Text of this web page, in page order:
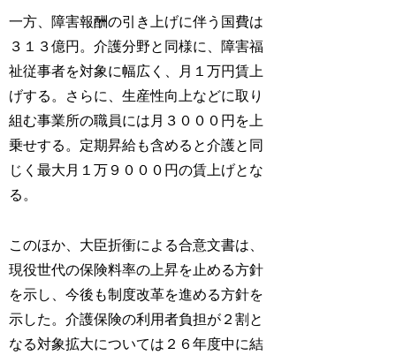
一方、障害報酬の引き上げに伴う国費は
３１３億円。介護分野と同様に、障害福
祉従事者を対象に幅広く、月１万円賃上
げする。さらに、生産性向上などに取り
組む事業所の職員には月３０００円を上
乗せする。定期昇給も含めると介護と同
じく最大月１万９０００円の賃上げとな
る。
このほか、大臣折衝による合意文書は、
現役世代の保険料率の上昇を止める方針
を示し、今後も制度改革を進める方針を
示した。介護保険の利用者負担が２割と
なる対象拡大については２６年度中に結